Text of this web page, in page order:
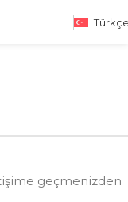
geçmenizden